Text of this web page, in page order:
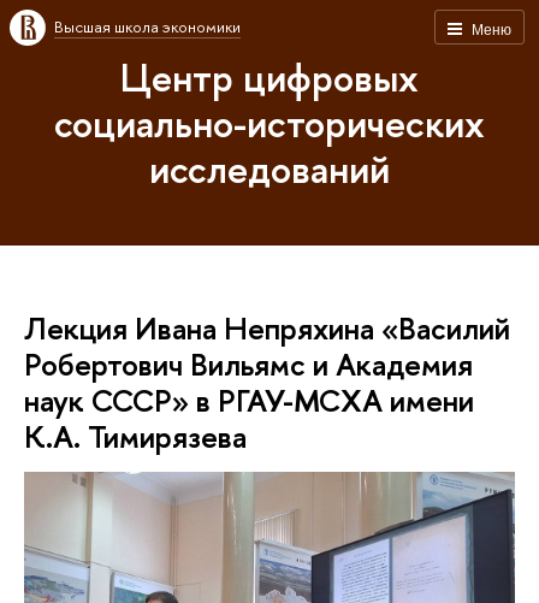
Меню
Высшая школа экономики
Центр цифровых
социально-исторических
исследований
Лекция Ивана Непряхина «Василий
Робертович Вильямс и Академия
наук СССР» в РГАУ-МСХА имени
К.А. Тимирязева